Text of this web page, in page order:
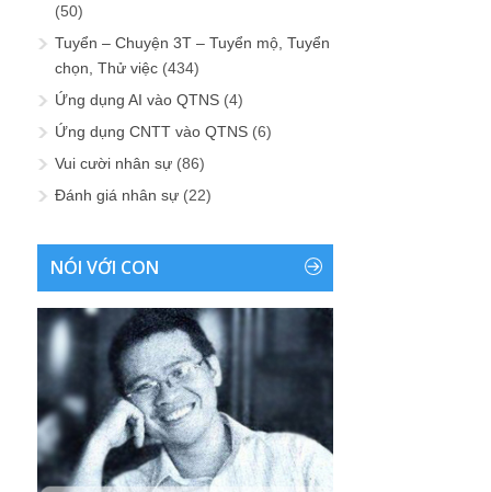
(50)
Tuyển – Chuyện 3T – Tuyển mộ, Tuyển
chọn, Thử việc (434)
Ứng dụng AI vào QTNS (4)
Ứng dụng CNTT vào QTNS (6)
Vui cười nhân sự (86)
Đánh giá nhân sự (22)
NÓI VỚI CON